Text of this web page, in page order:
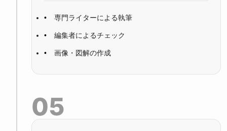
専門ライターによる執筆
編集者によるチェック
画像・図解の作成
05